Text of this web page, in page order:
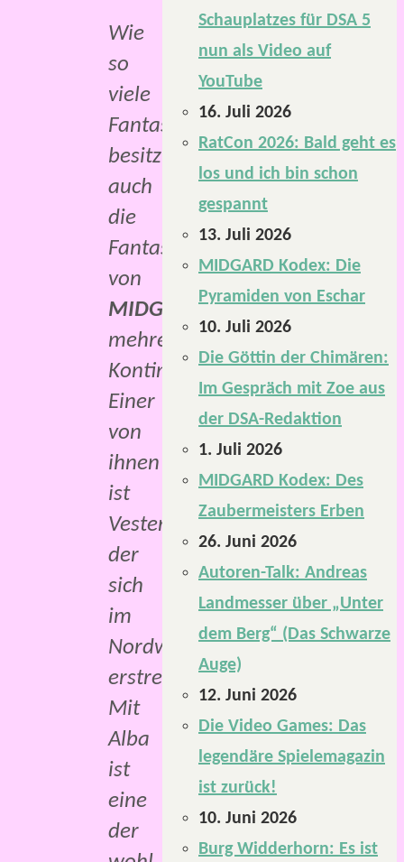
Wie
so
viele
Fantasywelten
besitzt
auch
die
Fantasywelt
von
MIDGARD
mehrere
Kontinente.
Einer
von
ihnen
ist
Vesternesse,
der
sich
im
Nordwesten
erstreckt.
Mit
Alba
ist
eine
der
Schauplatzes für DSA 5
nun als Video auf
YouTube
16. Juli 2026
RatCon 2026: Bald geht es
los und ich bin schon
gespannt
13. Juli 2026
MIDGARD Kodex: Die
Pyramiden von Eschar
10. Juli 2026
Die Göttin der Chimären:
Im Gespräch mit Zoe aus
der DSA-Redaktion
1. Juli 2026
MIDGARD Kodex: Des
Zaubermeisters Erben
26. Juni 2026
Autoren-Talk: Andreas
Landmesser über „Unter
dem Berg“ (Das Schwarze
Auge)
12. Juni 2026
Die Video Games: Das
legendäre Spielemagazin
ist zurück!
10. Juni 2026
Burg Widderhorn: Es ist